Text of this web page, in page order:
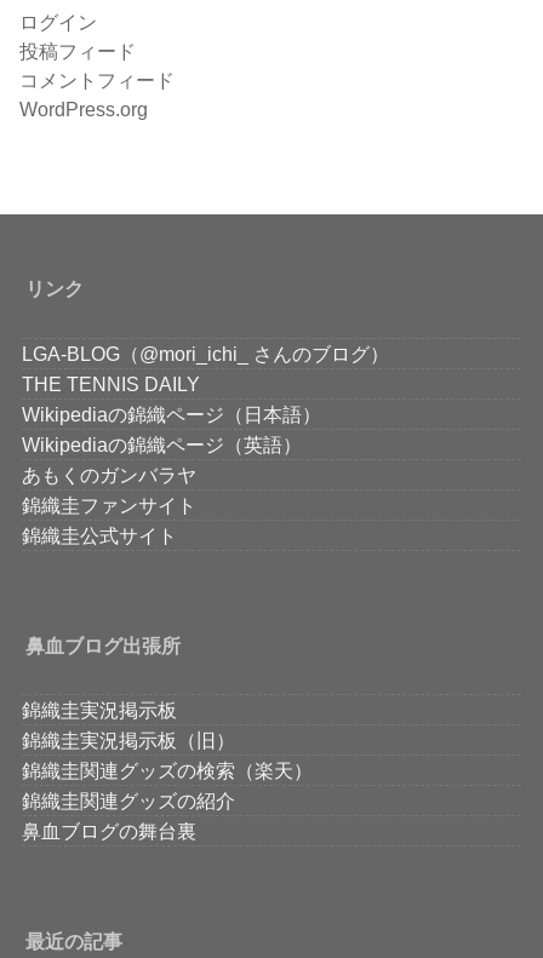
ログイン
投稿フィード
コメントフィード
WordPress.org
リンク
LGA-BLOG（@mori_ichi_ さんのブログ）
THE TENNIS DAILY
Wikipediaの錦織ページ（日本語）
Wikipediaの錦織ページ（英語）
あもくのガンバラヤ
錦織圭ファンサイト
錦織圭公式サイト
鼻血ブログ出張所
錦織圭実況掲示板
錦織圭実況掲示板（旧）
錦織圭関連グッズの検索（楽天）
錦織圭関連グッズの紹介
鼻血ブログの舞台裏
最近の記事